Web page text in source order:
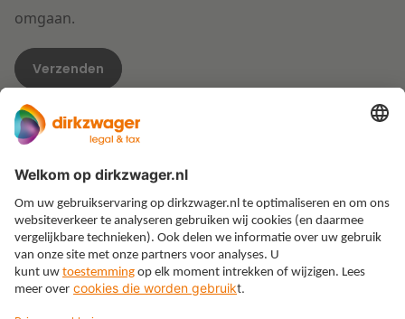
omgaan.
Expertises
Thema’s